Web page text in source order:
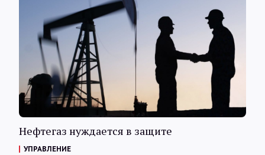
Интервью
О нас
Нефтегаз нуждается в защите
УПРАВЛЕНИЕ